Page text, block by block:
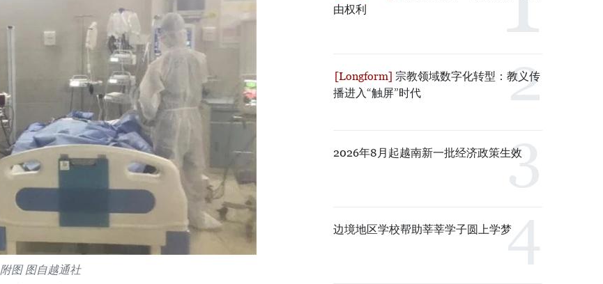
附图 图自越通社
由权利
宗教领域数字化转型：教义传
播进入“触屏”时代
2026年8月起越南新一批经济政策生效
边境地区学校帮助莘莘学子圆上学梦